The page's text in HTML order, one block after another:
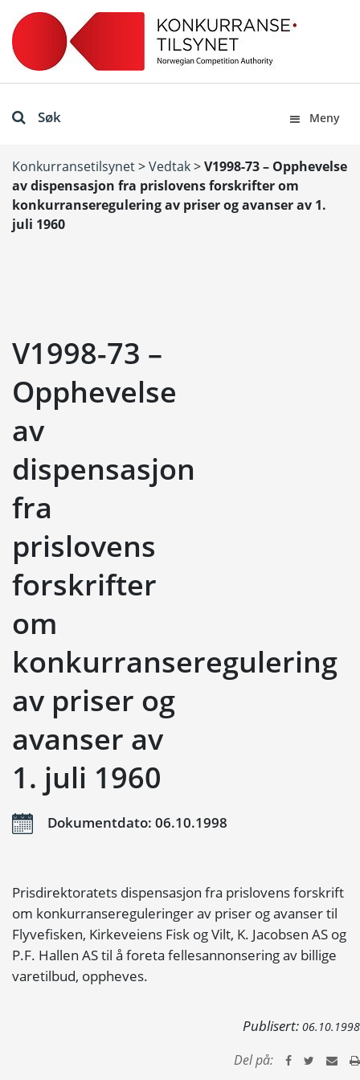
Søk Meny
Konkurransetilsynet>Vedtak>V1998-73 – Opphevelse
av dispensasjon fra prislovens forskrifter om
konkurranseregulering av priser og avanser av 1.
juli 1960
V1998-73 –
Opphevelse
av
dispensasjon
fra
prislovens
forskrifter
om
konkurranseregulering
av priser og
avanser av
1. juli 1960
Dokumentdato: 06.10.1998
Prisdirektoratets dispensasjon fra prislovens forskrift
om konkurransereguleringer av priser og avanser til
Flyvefisken, Kirkeveiens Fisk og Vilt, K. Jacobsen AS og
P.F. Hallen AS til å foreta fellesannonsering av billige
varetilbud, oppheves.
Publisert: 06.10.1998
Del på: